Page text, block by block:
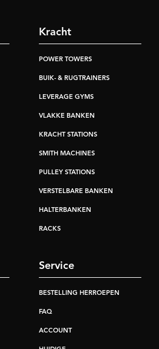
Kracht
POWER TOWERS
BUIK- & RUGTRAINERS
LEVERAGE GYMS
VLAKKE BANKEN
KRACHT STATIONS
SMITH MACHINES
PULLEY STATIONS
VERSTELBARE BANKEN
HALTERBANKEN
RACKS
Service
BESTELLING HERROEPEN
FAQ
ACCOUNT